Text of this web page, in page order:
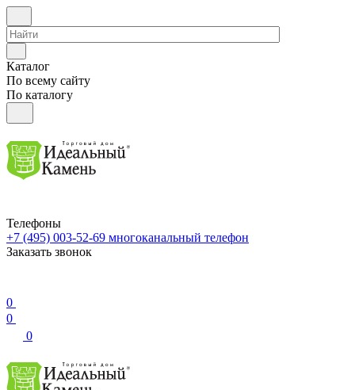
Каталог
По всему сайту
По каталогу
Телефоны
+7 (495) 003-52-69 многоканальный телефон
Заказать звонок
0
0
0